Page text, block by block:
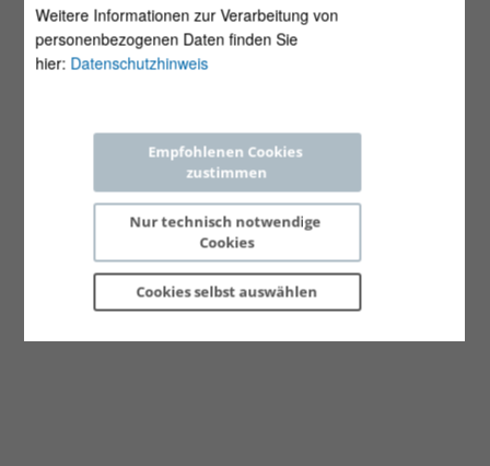
Weitere Informationen zur Verarbeitung von
personenbezogenen Daten finden Sie
hier: Datenschutzhinweis
Empfohlenen Cookies
zustimmen
Nur technisch notwendige
Cookies
Cookies selbst auswählen